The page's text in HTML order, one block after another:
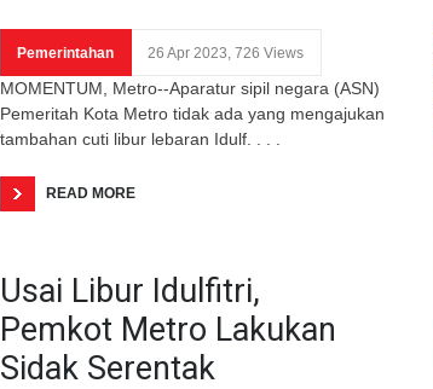
Pemerintahan 26 Apr 2023, 726 Views
MOMENTUM, Metro--Aparatur sipil negara (ASN)
Pemeritah Kota Metro tidak ada yang mengajukan
tambahan cuti libur lebaran Idulf. . . .
READ MORE
Usai Libur Idulfitri,
Pemkot Metro Lakukan
Sidak Serentak